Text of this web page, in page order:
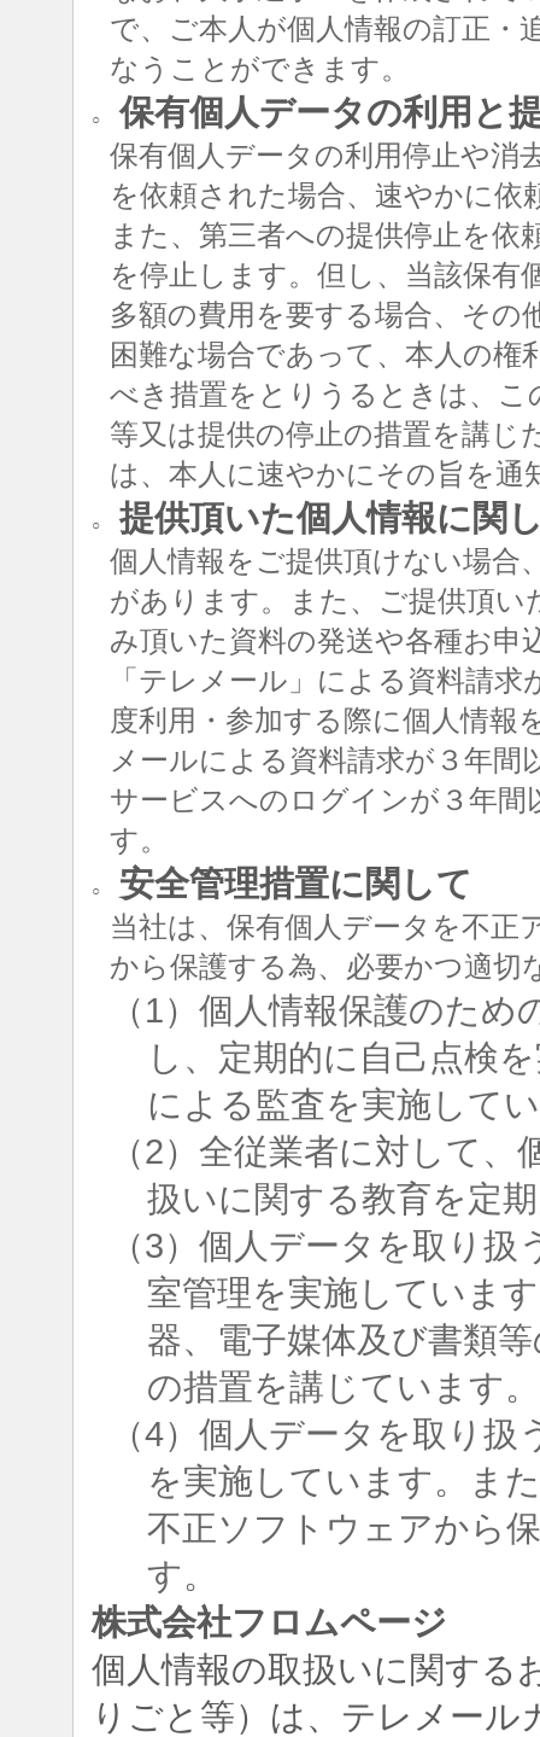
で、ご本人が個人情報の訂正・
なうことができます。
○ 保有個人データの利用と
保有個人データの利用停止や消
を依頼された場合、速やかに
また、第三者への提供停止を
を停止します。但し、当該保有
多額の費用を要する場合、その
困難な場合であって、本人の
べき措置をとりうるときは、
等又は提供の停止の措置を講
は、本人に速やかにその旨を通
○ 提供頂いた個人情報に関
個人情報をご提供頂けない場合
があります。また、ご提供頂い
み頂いた資料の発送や各種お
「テレメール」による資料請
度利用・参加する際に個人情
メールによる資料請求が３年間
サービスへのログインが３年間
す。
○ 安全管理措置に関して
当社は、保有個人データを不正
から保護する為、必要かつ適切
（1）個人情報保護のた
し、定期的に自己点検
による監査を実施して
（2）全従業者に対して
扱いに関する教育を定
（3）個人データを取り
室管理を実施していま
器、電子媒体及び書類
の措置を講じています。
（4）個人データを取り
を実施しています。ま
不正ソフトウェアから
す。
株式会社フロムページ
個人情報の取扱いに関する
りごと等）は、テレメー